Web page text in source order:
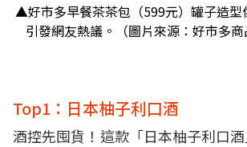
▲好市多早餐茶茶包（599元）罐子造型
引發網友熱議。（圖片來源：好市多商
Top1：日本柚子利口酒
酒控先囤貨！這款「日本柚子利口